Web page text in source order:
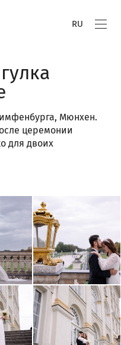
RU
Мюнхен.
церемонии
для двоих